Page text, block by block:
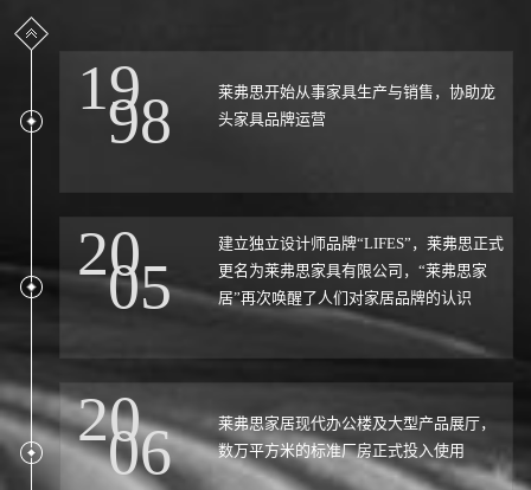
1998
莱弗思开始从事家具生产与销售，协助龙
头家具品牌运营
2005
建立独立设计师品牌“LIFES”，莱弗思正式
更名为莱弗思家具有限公司，“莱弗思家
居”再次唤醒了人们对家居品牌的认识
2006
莱弗思家居现代办公楼及大型产品展厅，
数万平方米的标准厂房正式投入使用